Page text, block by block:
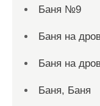
Баня №9
Баня на
Баня на
Баня, Баня